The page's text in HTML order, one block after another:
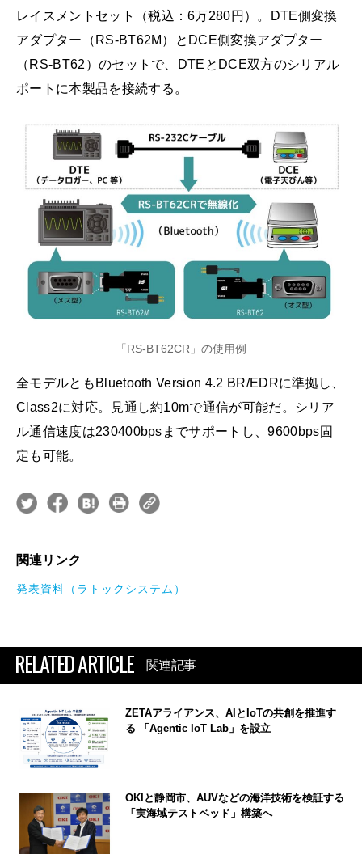
レイスメントセット（税込：6万280円）。DTE側変換
アダプター（RS-BT62M）とDCE側変換アダプター
（RS-BT62）のセットで、DTEとDCE双方のシリアル
ポートに本製品を接続する。
「RS-BT62CR」の使用例
全モデルともBluetooth Version 4.2 BR/EDRに準拠し、
Class2に対応。見通し約10mで通信が可能だ。シリア
ル通信速度は230400bpsまでサポートし、9600bps固
定も可能。
関連リンク
発表資料（ラトックシステム）
RELATED ARTICLE 関連記事
ZETAアライアンス、AIとIoTの共創を推進す
る 「Agentic IoT Lab」を設立
OKIと静岡市、AUVなどの海洋技術を検証する
「実海域テストベッド」構築へ